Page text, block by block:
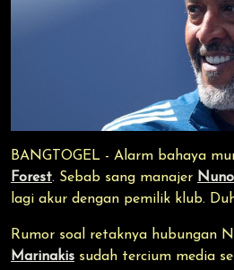
BANGTOGEL - Alarm bahaya
Forest. Sebab sang manajer
lagi akur dengan pemilik klub.
Rumor soal retaknya hubungan
Marinakis sudah tercium media